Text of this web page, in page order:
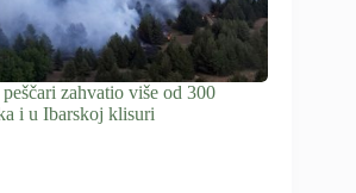
zahvatio više od 300
i u Ibarskoj klisuri